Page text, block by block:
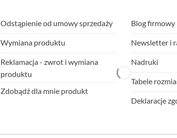
Odstąpienie od umowy sprzedaży
Wymiana produktu
Reklamacja - zwrot i wymiana
produktu
Zdobądź dla mnie produkt
Blog firmowy
Newsletter i
Nadruki
Tabele
Deklaracje